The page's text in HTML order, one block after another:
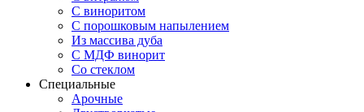
С виноритом
С порошковым напылением
Из массива дуба
С МДФ винорит
Со стеклом
Специальные
Арочные